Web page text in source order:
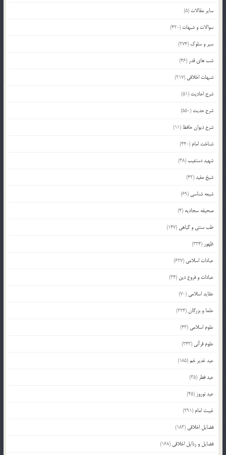
سایر مقالات (5)
سوالات و شبهات (420)
سیر و سلوک (274)
شب های قدر (46)
شبهات اخلاقی (217)
شرح احادیث (51)
شرح حدیث (550)
شرح دیوان حافظ (11)
شناخت امام (440)
شهید دستغیب(38)
شیخ مفید(42)
شیعه شناسی (69)
صحیفه سجادیه (4)
طب سنتی و گیاهی (147)
ظهور (334)
عبادات اسلامی (627)
عبادات و فروع دین (34)
عقاید اسلامی (70)
علما و بزرگان(224)
علوم اسلامی (43)
علوم قرآنی (343)
عید غدیر خم(185)
عید فطر (35)
عید نوروز (45)
غیبت امام (291)
فضایل اخلاقی (183)
فضایل و رذایل اخلاقی (168)